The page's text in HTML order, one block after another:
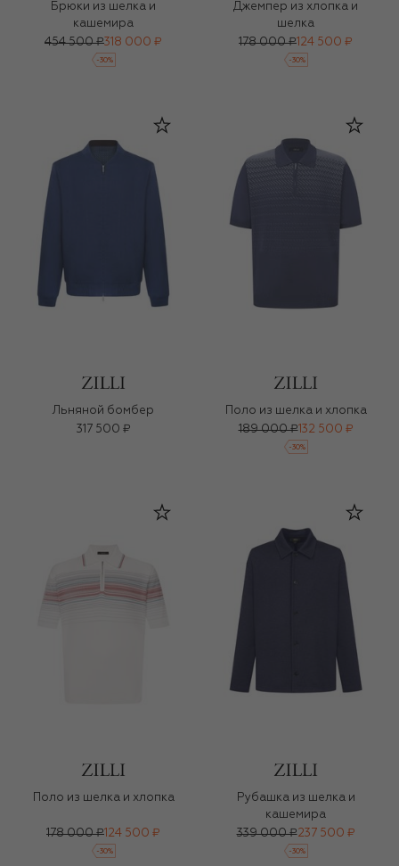
Брюки из шелка и
кашемира
454 500 ₽318 000 ₽
-30%
Джемпер из хлопка и
шелка
178 000 ₽ 124 500 ₽
-30%
Льняной бомбер
317 500 ₽
Поло из шелка и хлопка
189 000 ₽132 500 ₽
-30%
Поло из шелка и хлопка
178 000 ₽ 124 500 ₽
-30%
Рубашка из шелка и
кашемира
339 000 ₽237 500 ₽
-30%